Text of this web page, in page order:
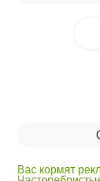
Вас кормят